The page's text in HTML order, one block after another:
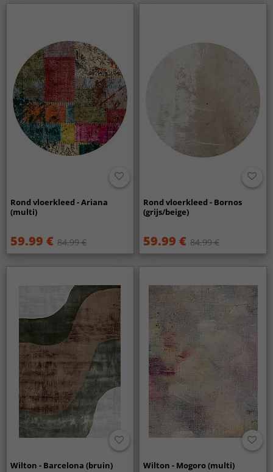
Rond vloerkleed - Ariana
(multi)
59.99 € 84.99 €
Rond vloerkleed - Bornos
(grijs/beige)
59.99 € 84.99 €
Wilton - Barcelona (bruin) Wilton - Mogoro (multi)